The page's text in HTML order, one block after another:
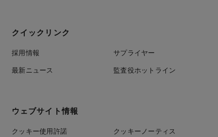
クイックリンク
採用情報 サプライヤー
最新ニュース 監査役ホットライン
ウェブサイト情報
クッキー使用許諾 クッキーノーティス